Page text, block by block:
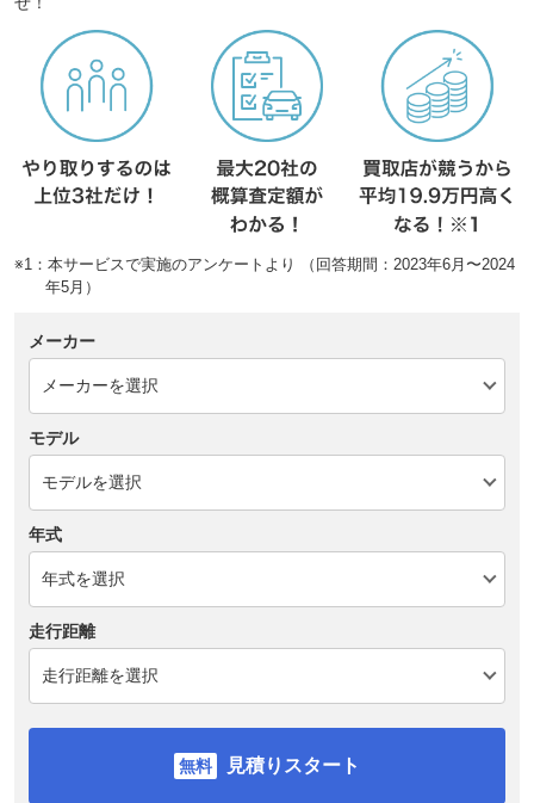
※1：本サービスで実施のアンケートより （回答期間：2023年6月〜2024
年5月）
メーカー
モデル
年式
走行距離
見積りスタート